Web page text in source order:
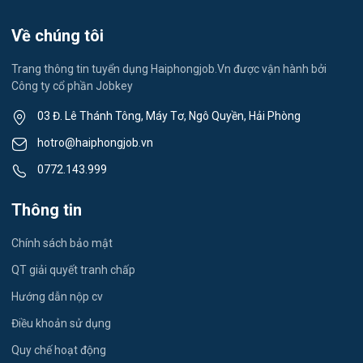
Lái xe
Tiếng Nhật
Du lịch
Công nhân
Thời Vụ
Tiếng Hàn
Việc làm Nam Đồng
Việc làm Tân Hưng
Việc làm Ái Quốc
Việc làm Chu Văn An
Việc làm Trần Hưng Đạo
Về chúng tôi
Trang thông tin tuyển dụng Haiphongjob.Vn được vận hành bởi
Công ty cổ phần Jobkey
03 Đ. Lê Thánh Tông, Máy Tơ, Ngô Quyền, Hải Phòng
hotro@haiphongjob.vn
0772.143.999
Thông tin
Chính sách bảo mật
QT giải quyết tranh chấp
Hướng dẫn nộp cv
Điều khoản sử dụng
Quy chế hoạt động